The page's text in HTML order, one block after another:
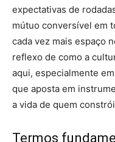
expectativas de
mútuo conversível em
cada vez mais espaço
reflexo de como a
aqui, especialmente
que aposta em
a vida de quem
Termos